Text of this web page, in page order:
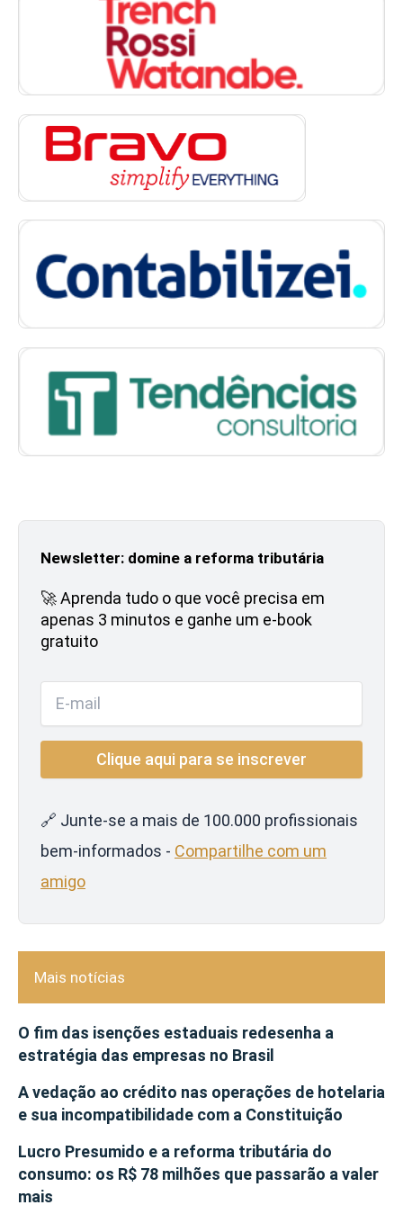
Newsletter: domine a reforma tributária
🚀 Aprenda tudo o que você precisa em
apenas 3 minutos e ganhe um e-book
gratuito
🔗 Junte-se a mais de 100.000 profissionais
bem-informados - Compartilhe com um
amigo
Mais notícias
O fim das isenções estaduais redesenha a
estratégia das empresas no Brasil
A vedação ao crédito nas operações de hotelaria
e sua incompatibilidade com a Constituição
Lucro Presumido e a reforma tributária do
consumo: os R$ 78 milhões que passarão a valer
mais